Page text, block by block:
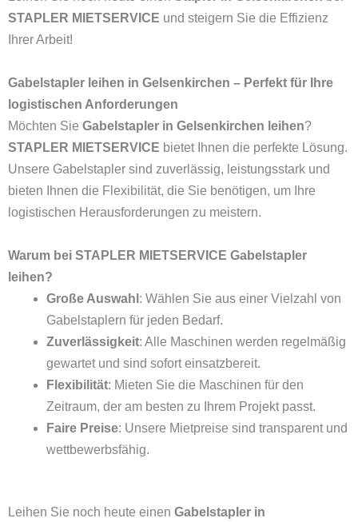
STAPLER MIETSERVICE und steigern Sie die Effizienz
Ihrer Arbeit!
Gabelstapler leihen in Gelsenkirchen – Perfekt für Ihre
logistischen Anforderungen
Möchten Sie Gabelstapler in Gelsenkirchen leihen?
STAPLER MIETSERVICE bietet Ihnen die perfekte Lösung.
Unsere Gabelstapler sind zuverlässig, leistungsstark und
bieten Ihnen die Flexibilität, die Sie benötigen, um Ihre
logistischen Herausforderungen zu meistern.
Warum bei STAPLER MIETSERVICE Gabelstapler
leihen?
Große Auswahl : Wählen Sie aus einer Vielzahl von
Gabelstaplern für jeden Bedarf.
Zuverlässigkeit: Alle Maschinen werden regelmäßig
gewartet und sind sofort einsatzbereit.
Flexibilität: Mieten Sie die Maschinen für den
Zeitraum, der am besten zu Ihrem Projekt passt.
Faire Preise: Unsere Mietpreise sind transparent und
wettbewerbsfähig.
Leihen Sie noch heute einen Gabelstapler in